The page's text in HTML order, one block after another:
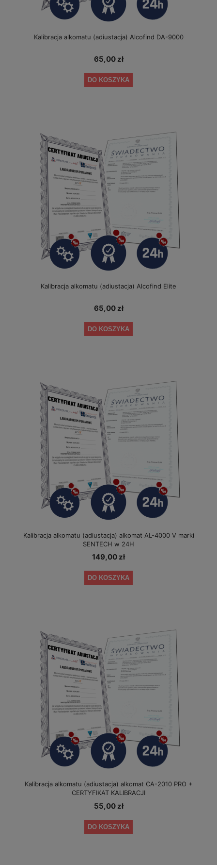
Kalibracja alkomatu (adiustacja) Alcofind DA-9000
65,00 zł
DO KOSZYKA
Kalibracja alkomatu (adiustacja) Alcofind Elite
65,00 zł
DO KOSZYKA
Kalibracja alkomatu (adiustacja) alkomat AL-4000 V marki
SENTECH w 24H
149,00 zł
DO KOSZYKA
Kalibracja alkomatu (adiustacja) alkomat CA-2010 PRO +
CERTYFIKAT KALIBRACJI
55,00 zł
DO KOSZYKA